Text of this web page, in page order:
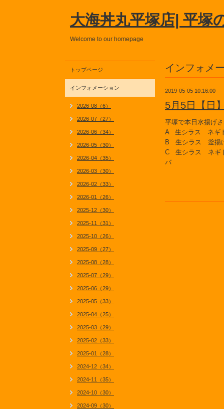
大海丼丸平塚店| 平塚
Welcome to our homepage
インフォメ
2019-05-05 10:16:00
5月5日【日
平塚で本日水揚げ
A 生シラス ネギ
B 生シラス 釜揚
C 生シラス ネギ
バ
トップページ
インフォメーション
2026-08（6）
2026-07（27）
2026-06（34）
2026-05（30）
2026-04（35）
2026-03（30）
2026-02（33）
2026-01（26）
2025-12（30）
2025-11（31）
2025-10（26）
2025-09（27）
2025-08（28）
2025-07（29）
2025-06（29）
2025-05（33）
2025-04（25）
2025-03（29）
2025-02（33）
2025-01（28）
2024-12（34）
2024-11（35）
2024-10（30）
2024-09（30）